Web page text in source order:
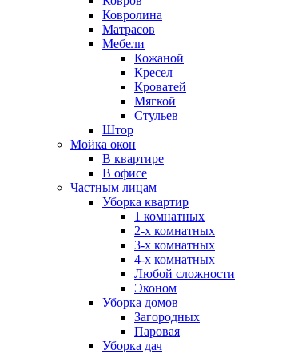
Ковролина
Матрасов
Мебели
Кожаной
Кресел
Кроватей
Мягкой
Стульев
Штор
Мойка окон
В квартире
В офисе
Частным лицам
Уборка квартир
1 комнатных
2-х комнатных
3-х комнатных
4-х комнатных
Любой сложности
Эконом
Уборка домов
Загородных
Паровая
Уборка дач